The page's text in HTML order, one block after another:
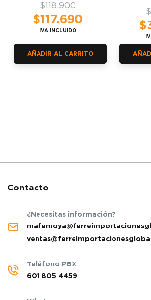
$118.900
precio
original
$118.900.
$117.690
precio
$117.690.
IVA INCLUIDO
AÑADIR AL CARRITO
$
precio
original
era:
$49.900.
$
precio
es:
$39.900.
Contacto
¿Necesitas información?
Teléfono PBX
601 805 4459